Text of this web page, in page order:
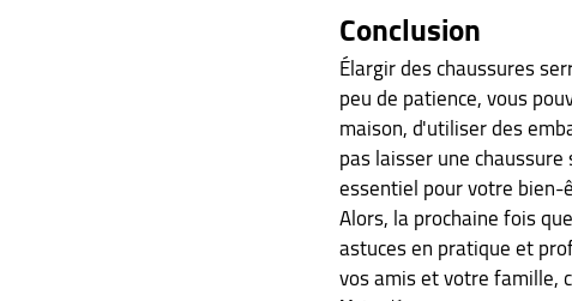
Conclusion
Élargir des chaussures
peu de patience, vous
maison, d'utiliser des
pas laisser une
essentiel pour votre bien-
Alors, la prochaine fois
astuces en pratique et
vos amis et votre famille,